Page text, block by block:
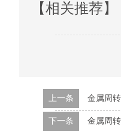
【相关推荐】
上一条 金属周
下一条 金属周